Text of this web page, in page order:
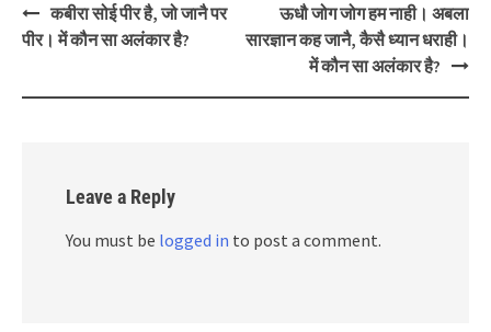
Post
navigation
कबीरा सोई पीर है, जो जानै पर
पीर। में कौन सा अलंकार है?
ऊधौ जोग जोग हम नाही। अबला
सारज्ञान कह जानै, कैसै ध्यान धराही।
में कौन सा अलंकार है?
Leave a Reply
You must be logged in to post a comment.